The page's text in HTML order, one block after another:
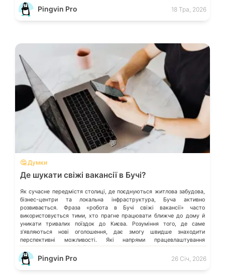
теорія, а ваш […]
Pingvin Pro 18 Тра, 2026
💬
🤔 Думки
Де шукати свіжі вакансії в Бучі?
Як сучасне передмістя столиці, де поєднуються житлова забудова,
бізнес-центри та локальна інфраструктура, Буча активно
розвивається. Фраза «робота в Бучі свіжі вакансії» часто
використовується тими, хто прагне працювати ближче до дому й
уникати тривалих поїздок до Києва. Розуміння того, де саме
зʼявляються нові оголошення, дає змогу швидше знаходити
перспективні можливості. Які напрями працевлаштування
переважають у місті […]
Pingvin Pro 26 Січ, 2026